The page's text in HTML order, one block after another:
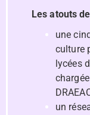
Les atouts
une
culture
lycées
un